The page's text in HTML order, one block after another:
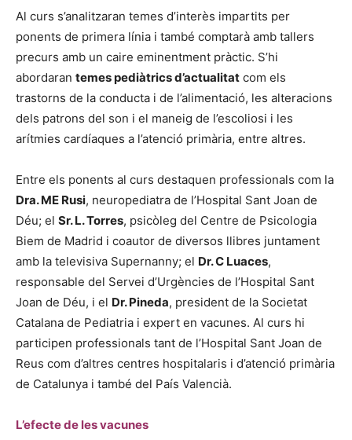
Al curs s’analitzaran temes d’interès impartits per
ponents de primera línia i també comptarà amb tallers
precurs amb un caire eminentment pràctic. S’hi
abordaran temes pediàtrics d’actualitat com els
trastorns de la conducta i de l’alimentació, les alteracions
dels patrons del son i el maneig de l’escoliosi i les
arítmies cardíaques a l’atenció primària, entre altres.
Entre els ponents al curs destaquen professionals com la
Dra. ME Rusi, neuropediatra de l’Hospital Sant Joan de
Déu; el Sr. L. Torres, psicòleg del Centre de Psicologia
Biem de Madrid i coautor de diversos llibres juntament
amb la televisiva Supernanny; el Dr. C Luaces,
responsable del Servei d’Urgències de l’Hospital Sant
Joan de Déu, i el Dr. Pineda, president de la Societat
Catalana de Pediatria i expert en vacunes. Al curs hi
participen professionals tant de l’Hospital Sant Joan de
Reus com d’altres centres hospitalaris i d’atenció primària
de Catalunya i també del País Valencià.
L’efecte de les vacunes